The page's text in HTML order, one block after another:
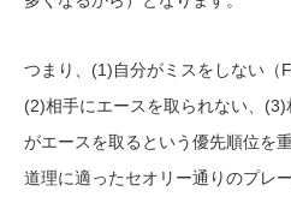
つまり、(1)自分がミスをしない（
(2)相手にエースを取られない、
がエースを取るという優先順位を
道理に適ったセオリー通りのプレ